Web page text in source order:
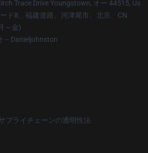
Trace Drive Youngstown, オー 44515, Us
ド8、福建道路、河津尾市、北京、CN
～金)
– Danieljohnston
プライチェーンの透明性法